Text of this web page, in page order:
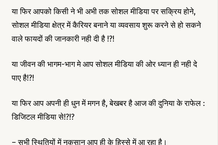
या फिर आपको किसी ने भी अभी तक सोशल मीडिया पर सक्रिय होने,
सोशल मीडिया क्षेत्र में कैरियर बनाने या व्यवसाय शुरू करने से हो सकने
वाले फायदों की जानकारी नही दी है !?!
या जीवन की भागम-भाग मे आप सोशल मीडिया की ओर ध्यान ही नही दे
पाए है!?!
या फिर आप अपनी ही धुन में मगन है, बेखबर है आज की दुनिया के राफेल :
डिजिटल मीडिया से!?!?
– सभी स्थितियों में नुकसान आप ही के हिस्से में आ रहा है।